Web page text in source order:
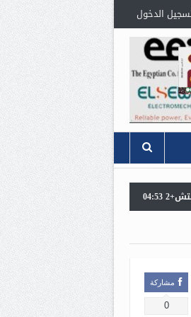
الدخول
سعيد رضوان يكشف عن استراتيجية04:53
مشاركة
0